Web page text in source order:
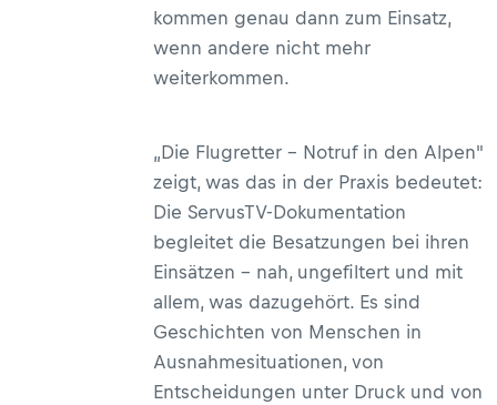
kommen genau dann zum Einsatz,
wenn andere nicht mehr
weiterkommen.
„Die Flugretter – Notruf in den Alpen"
zeigt, was das in der Praxis bedeutet:
Die ServusTV-Dokumentation
begleitet die Besatzungen bei ihren
Einsätzen – nah, ungefiltert und mit
allem, was dazugehört. Es sind
Geschichten von Menschen in
Ausnahmesituationen, von
Entscheidungen unter Druck und von